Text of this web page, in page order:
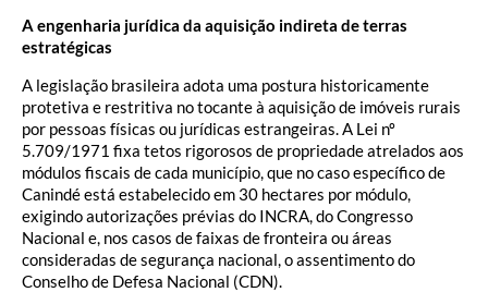
A engenharia jurídica da aquisição indireta de terras
estratégicas
A legislação brasileira adota uma postura historicamente
protetiva e restritiva no tocante à aquisição de imóveis rurais
por pessoas físicas ou jurídicas estrangeiras. A Lei nº
5.709/1971 fixa tetos rigorosos de propriedade atrelados aos
módulos fiscais de cada município, que no caso específico de
Canindé está estabelecido em 30 hectares por módulo,
exigindo autorizações prévias do INCRA, do Congresso
Nacional e, nos casos de faixas de fronteira ou áreas
consideradas de segurança nacional, o assentimento do
Conselho de Defesa Nacional (CDN).